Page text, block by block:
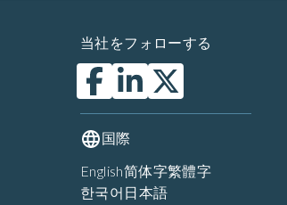
当社をフォローする
国際
English简体字繁體字
한국어 日本語